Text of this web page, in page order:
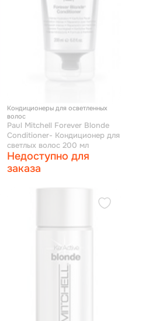
Кондиционеры для осветленных
волос
Paul Mitchell Forever Blonde
Conditioner- Кондиционер для
светлых волос 200 мл
Недоступно для
заказа